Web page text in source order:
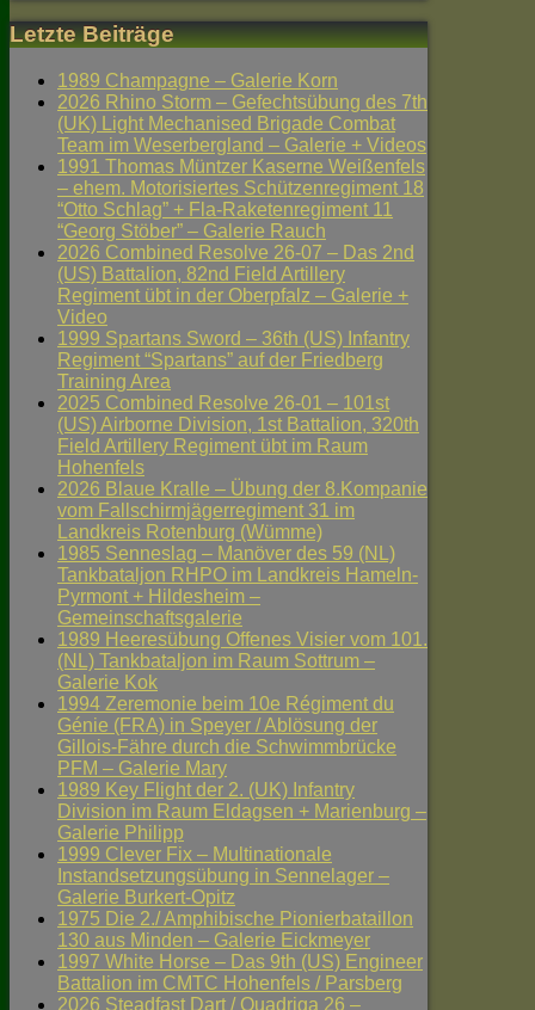
Letzte Beiträge
1989 Champagne – Galerie Korn
2026 Rhino Storm – Gefechtsübung des 7th
(UK) Light Mechanised Brigade Combat
Team im Weserbergland – Galerie + Videos
1991 Thomas Müntzer Kaserne Weißenfels
– ehem. Motorisiertes Schützenregiment 18
“Otto Schlag” + Fla-Raketenregiment 11
“Georg Stöber” – Galerie Rauch
2026 Combined Resolve 26-07 – Das 2nd
(US) Battalion, 82nd Field Artillery
Regiment übt in der Oberpfalz – Galerie +
Video
1999 Spartans Sword – 36th (US) Infantry
Regiment “Spartans” auf der Friedberg
Training Area
2025 Combined Resolve 26-01 – 101st
(US) Airborne Division, 1st Battalion, 320th
Field Artillery Regiment übt im Raum
Hohenfels
2026 Blaue Kralle – Übung der 8.Kompanie
vom Fallschirmjägerregiment 31 im
Landkreis Rotenburg (Wümme)
1985 Senneslag – Manöver des 59 (NL)
Tankbataljon RHPO im Landkreis Hameln-
Pyrmont + Hildesheim –
Gemeinschaftsgalerie
1989 Heeresübung Offenes Visier vom 101.
(NL) Tankbataljon im Raum Sottrum –
Galerie Kok
1994 Zeremonie beim 10e Régiment du
Génie (FRA) in Speyer / Ablösung der
Gillois-Fähre durch die Schwimmbrücke
PFM – Galerie Mary
1989 Key Flight der 2. (UK) Infantry
Division im Raum Eldagsen + Marienburg –
Galerie Philipp
1999 Clever Fix – Multinationale
Instandsetzungsübung in Sennelager –
Galerie Burkert-Opitz
1975 Die 2./ Amphibische Pionierbataillon
130 aus Minden – Galerie Eickmeyer
1997 White Horse – Das 9th (US) Engineer
Battalion im CMTC Hohenfels / Parsberg
2026 Steadfast Dart / Quadriga 26 –